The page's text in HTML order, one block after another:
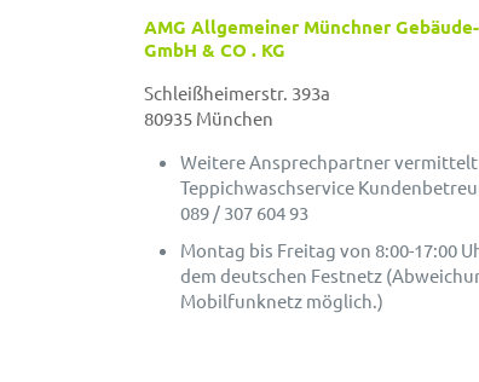
AMG Allgemeiner Münchner
GmbH & CO . KG
Schleißheimerstr. 393a
80935 München
Weitere Ansprechpartner vermittelt
Teppichwaschservice
089 / 307 604 93
Montag bis Freitag von 8:00-17:00
dem deutschen Festnetz
Mobilfunknetz möglich.)